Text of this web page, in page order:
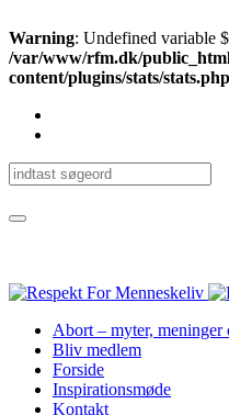
Warning: Undefined variable
/var/www/rfm.dk/
content/plugins/stats/stats.php
Abort – myter, meninger
Bliv medlem
Forside
Inspirationsmøde
Kontakt